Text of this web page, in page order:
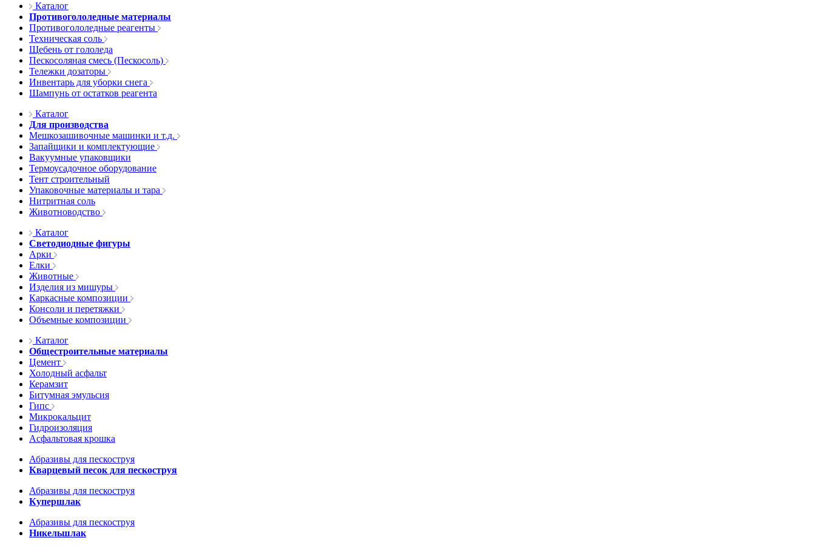
Каталог
Противогололедные материалы
Противогололедные реагенты
Техническая соль
Щебень от гололеда
Пескосоляная смесь (Пескосоль)
Тележки дозаторы
Инвентарь для уборки снега
Шампунь от остатков реагента
Каталог
Для производства
Мешкозашивочные машинки и т.д.
Запайщики и комплектующие
Вакуумные упаковщики
Термоусадочное оборудование
Тент строительный
Упаковочные материалы и тара
Нитритная соль
Животноводство
Каталог
Светодиодные фигуры
Арки
Елки
Животные
Изделия из мишуры
Каркасные композиции
Консоли и перетяжки
Объемные композиции
Каталог
Общестроительные материалы
Цемент
Холодный асфальт
Керамзит
Битумная эмульсия
Гипс
Микрокальцит
Гидроизоляция
Асфальтовая крошка
Абразивы для пескоструя
Кварцевый песок для пескоструя
Абразивы для пескоструя
Купершлак
Абразивы для пескоструя
Никельшлак